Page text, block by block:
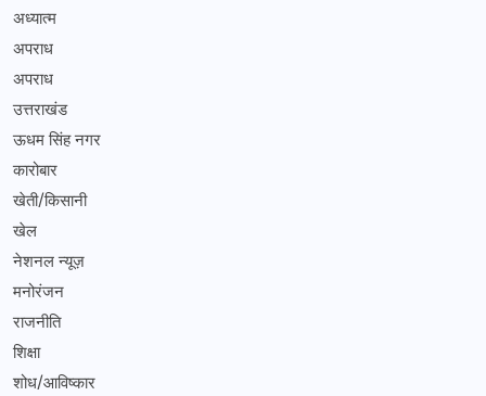
अध्यात्म
अपराध
अपराध
उत्तराखंड
ऊधम सिंह नगर
कारोबार
खेती/किसानी
खेल
नेशनल न्यूज़
मनोरंजन
राजनीति
शिक्षा
शोध/आविष्कार